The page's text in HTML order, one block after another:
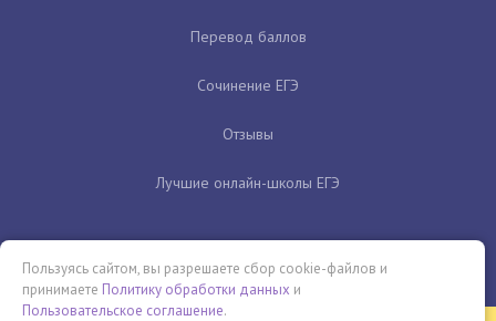
Перевод баллов
Сочинение ЕГЭ
Отзывы
Лучшие онлайн-школы ЕГЭ
Пользуясь сайтом, вы разрешаете сбор cookie-файлов и
принимаете Политику обработки данных и
Пользовательское соглашение.